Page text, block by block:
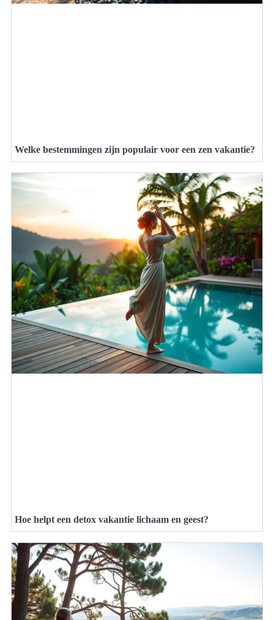
Welke bestemmingen zijn populair voor een zen vakantie?
Hoe helpt een detox vakantie lichaam en geest?